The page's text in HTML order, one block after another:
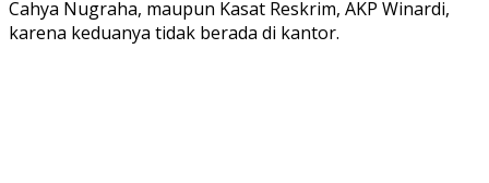
Cahya Nugraha, maupun Kasat Reskrim, AKP Winardi,
karena keduanya tidak berada di kantor.